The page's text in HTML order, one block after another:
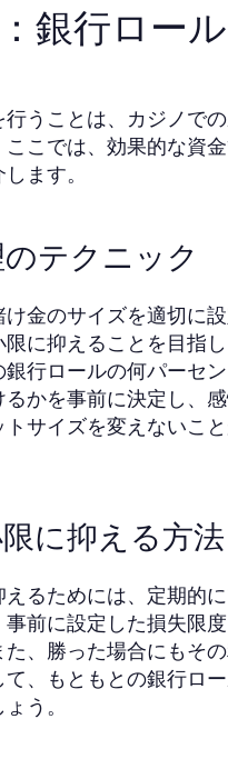
銀行ロー
うことは、カジノで
こでは、効果的な資
ます。
テクニック
金のサイズを適切に
限に抑えることを目指
行ロールの何パーセン
かを事前に決定し、
サイズを変えないこ
に抑える方法
るためには、定期的
前に設定した損失限
た、勝った場合にもそ
、もともとの銀行ロ
う。